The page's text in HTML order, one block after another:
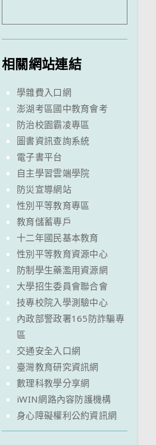
相關網站連結
學雜費入口網
澎湖考區國中教育會考
防治校園霸凌專區
圖書資訊查詢系統
電子書平台
自主學習雲端學院
防災宣導網站
性別平等教育專區
教育儲蓄專戶
十二年國民基本教育
性別平等教育資源中心
防制學生藥濫用資源網
大學招生委員會聯合會
技專校院入學測驗中心
內政部警政署165防詐騙專
區
交通安全入口網
臺灣教育研究資訊網
數理科教學分享網
iWIN網路內容防護機構
身心障礙權利公約資訊網